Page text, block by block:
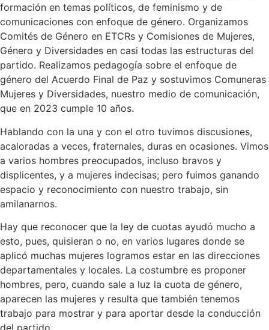
formación en temas políticos, de feminismo y de
comunicaciones con enfoque de género. Organizamos
Comités de Género en ETCRs y Comisiones de Mujeres,
Género y Diversidades en casi todas las estructuras del
partido. Realizamos pedagogía sobre el enfoque de
género del Acuerdo Final de Paz y sostuvimos Comuneras
Mujeres y Diversidades, nuestro medio de comunicación,
que en 2023 cumple 10 años.
Hablando con la una y con el otro tuvimos discusiones,
acaloradas a veces, fraternales, duras en ocasiones. Vimos
a varios hombres preocupados, incluso bravos y
displicentes, y a mujeres indecisas; pero fuimos ganando
espacio y reconocimiento con nuestro trabajo, sin
amilanarnos.
Hay que reconocer que la ley de cuotas ayudó mucho a
esto, pues, quisieran o no, en varios lugares donde se
aplicó muchas mujeres logramos estar en las direcciones
departamentales y locales. La costumbre es proponer
hombres, pero, cuando sale a luz la cuota de género,
aparecen las mujeres y resulta que también tenemos
trabajo para mostrar y para aportar desde la conducción
del partido.